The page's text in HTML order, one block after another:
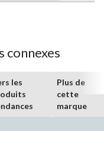
connexes
les
Plus de
cette
marque